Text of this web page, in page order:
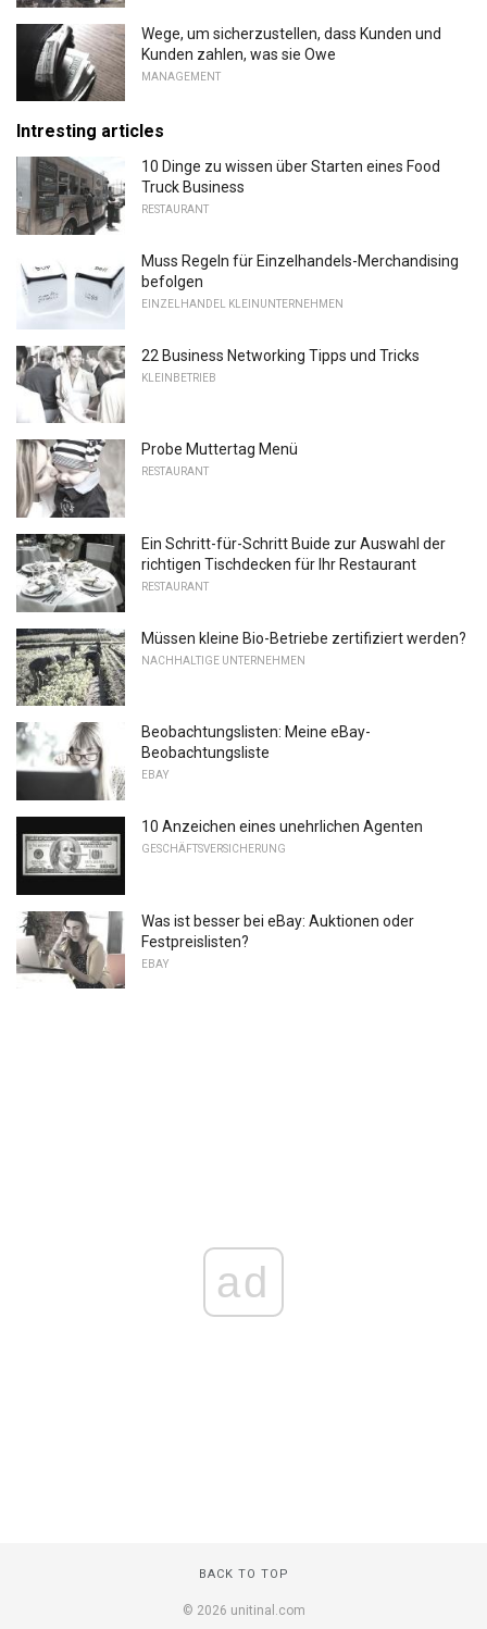
Wege, um sicherzustellen, dass Kunden und
Kunden zahlen, was sie Owe
MANAGEMENT
Intresting articles
10 Dinge zu wissen über Starten eines Food
Truck Business
RESTAURANT
Muss Regeln für Einzelhandels-Merchandising
befolgen
EINZELHANDEL KLEINUNTERNEHMEN
22 Business Networking Tipps und Tricks
KLEINBETRIEB
Probe Muttertag Menü
RESTAURANT
Ein Schritt-für-Schritt Buide zur Auswahl der
richtigen Tischdecken für Ihr Restaurant
RESTAURANT
Müssen kleine Bio-Betriebe zertifiziert werden?
NACHHALTIGE UNTERNEHMEN
Beobachtungslisten: Meine eBay-
Beobachtungsliste
EBAY
10 Anzeichen eines unehrlichen Agenten
GESCHÄFTSVERSICHERUNG
Was ist besser bei eBay: Auktionen oder
Festpreislisten?
EBAY
ad
BACK TO TOP
© 2026 unitinal.com